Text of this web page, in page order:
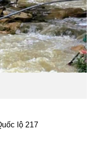
lộ 217